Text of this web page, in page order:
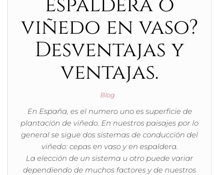
viñedo en vaso?
Desventajas y
ventajas.
Blog
En España, es el numero uno es superficie de
plantación de viñedo. En nuestros paisajes por lo
general se sigue dos sistemas de conducción del
viñedo: cepas en vaso y en espaldera.
La elección de un sistema u otro puede variar
dependiendo de muchos factores y de nuestros